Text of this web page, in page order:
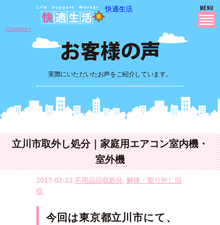
快適生活
実際にいただいたお声をご紹介しています。
»Google+
立川市取外し処分｜家庭用エアコン室内機・
室外機
2017-02-23 不用品回収処分 解体・取り外し回
収
今回は東京都立川市にて、